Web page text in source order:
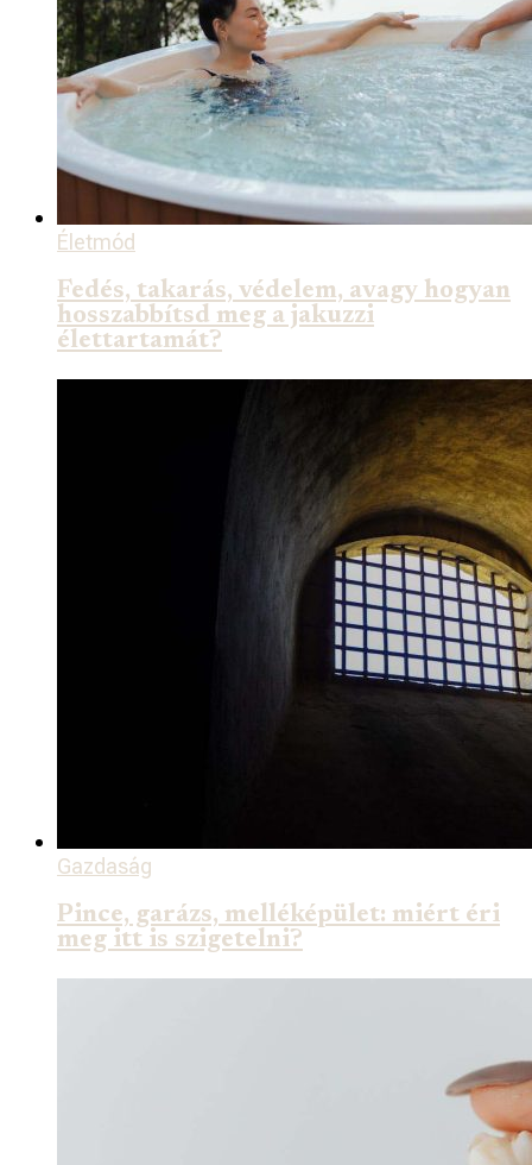
Életmód
Fedés, takarás, védelem, avagy hogyan
hosszabbítsd meg a jakuzzi
élettartamát?
Gazdaság
Pince, garázs, melléképület: miért éri
meg itt is szigetelni?